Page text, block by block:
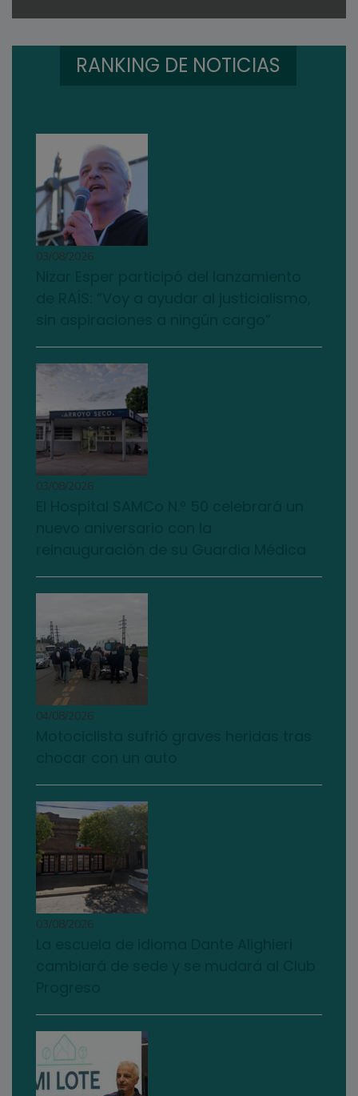
RANKING DE NOTICIAS
03/08/2026
03/08/2026
04/08/2026
03/08/2026